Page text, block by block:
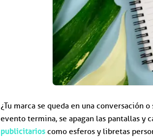
¿Tu marca se queda en una conversación
evento termina, se apagan las pantallas y
publicitarioscomo esferos y libretas